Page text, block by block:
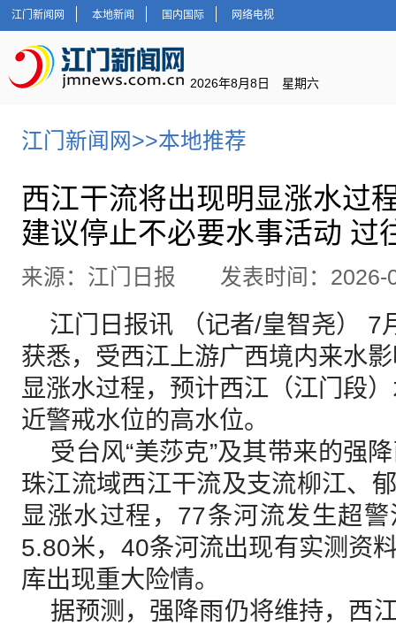
江门新闻网 本地新闻 国内国际 网络电视
2026年8月8日 星期六
江门新闻网 >>本地推荐
西江干流将出现明显涨水过
建议停止不必要水事活动 过
来源：江门日报 发表时间：
江门日报讯 （记者/皇智尧） 7
获悉，受西江上游广西境内来水
显涨水过程，预计西江（江门段
近警戒水位的高水位。
受台风“美莎克”及其带来的强
珠江流域西江干流及支流柳江、
显涨水过程，77条河流发生超
5.80米，40条河流出现有实测资
库出现重大险情。
据预测，强降雨仍将维持，西